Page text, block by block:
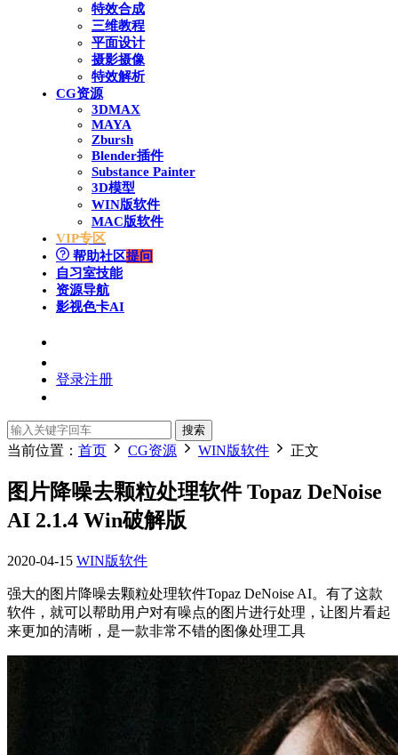
特效合成
三维教程
平面设计
摄影摄像
特效解析
CG资源
3DMAX
MAYA
Zbursh
Blender插件
Substance Painter
3D模型
WIN版软件
MAC版软件
VIP专区
帮助社区提问
自习室技能
资源导航
影视色卡AI
登录注册
搜索
当前位置： 首页 CG资源 WIN版软件 正文
图片降噪去颗粒处理软件 Topaz DeNoise
AI 2.1.4 Win破解版
2020-04-15 WIN版软件
强大的图片降噪去颗粒处理软件Topaz DeNoise AI。有了这款
软件，就可以帮助用户对有噪点的图片进行处理，让图片看起
来更加的清晰，是一款非常不错的图像处理工具